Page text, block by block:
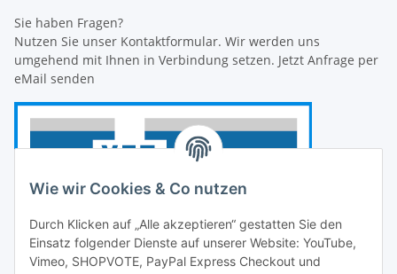
Wie wir Cookies & Co nutzen
Durch Klicken auf „Alle akzeptieren“ gestatten Sie den
Einsatz folgender Dienste auf unserer Website: YouTube,
Vimeo, SHOPVOTE, PayPal Express Checkout und
Sie haben Fragen?
Nutzen Sie unser Kontaktformular. Wir werden uns
umgehend mit Ihnen in Verbindung setzen. Jetzt Anfrage per
eMail senden